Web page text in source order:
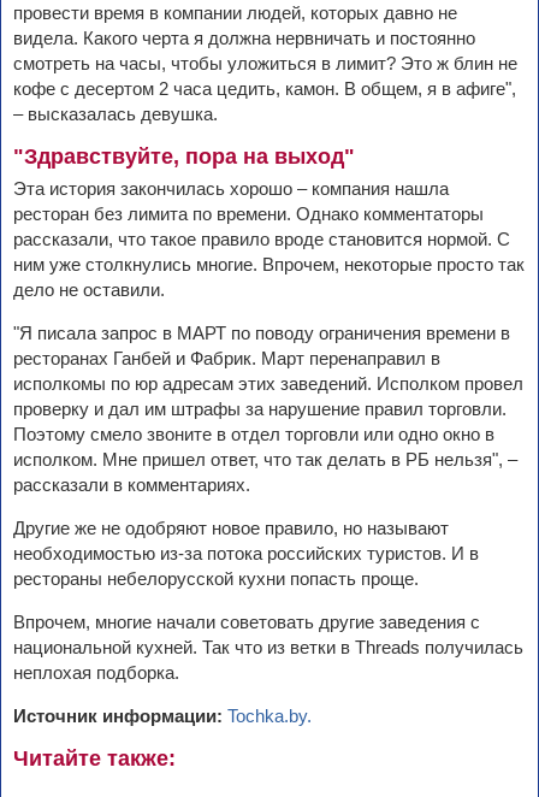
провести время в компании людей, которых давно не
видела. Какого черта я должна нервничать и постоянно
смотреть на часы, чтобы уложиться в лимит? Это ж блин не
кофе с десертом 2 часа цедить, камон. В общем, я в афиге",
– высказалась девушка.
"Здравствуйте, пора на выход"
Эта история закончилась хорошо – компания нашла
ресторан без лимита по времени. Однако комментаторы
рассказали, что такое правило вроде становится нормой. С
ним уже столкнулись многие. Впрочем, некоторые просто так
дело не оставили.
"Я писала запрос в МАРТ по поводу ограничения времени в
ресторанах Ганбей и Фабрик. Март перенаправил в
исполкомы по юр адресам этих заведений. Исполком провел
проверку и дал им штрафы за нарушение правил торговли.
Поэтому смело звоните в отдел торговли или одно окно в
исполком. Мне пришел ответ, что так делать в РБ нельзя", –
рассказали в комментариях.
Другие же не одобряют новое правило, но называют
необходимостью из-за потока российских туристов. И в
рестораны небелорусской кухни попасть проще.
Впрочем, многие начали советовать другие заведения с
национальной кухней. Так что из ветки в Threads получилась
неплохая подборка.
Источник информации: Tochka.by.
Читайте также: